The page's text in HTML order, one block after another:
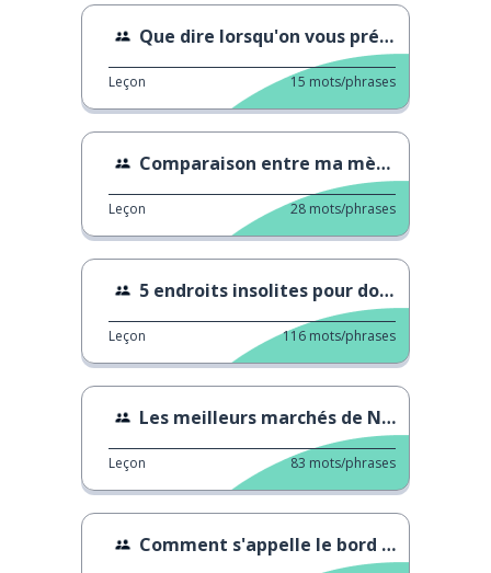
Que dire lorsqu'on vous présente?
Leçon 15 mots/phrases
Comparaison entre ma mère et mes amis
Leçon 28 mots/phrases
5 endroits insolites pour dormir
Leçon 116 mots/phrases
Les meilleurs marchés de Noël
Leçon 83 mots/phrases
Comment s'appelle le bord de pizza ?